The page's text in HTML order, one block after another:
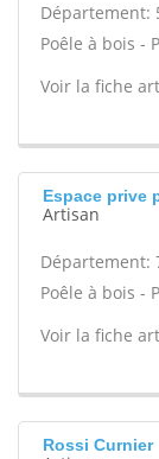
Département:
Poêle à bois -
Voir la fiche
Espace prive
Artisan
Département:
Poêle à bois -
Voir la fiche
Rossi Curnier